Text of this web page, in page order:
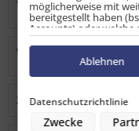
Verantwortliche
Warn-/
Zubehör 3
möglicherweise mit
bereitgestellt haben
Accounts) oder
Dienste gesammelt
Geräte). Ihre
können Sie jederzeit
Datenschutz-Button
Zwecke der
Speichern von oder
Datenschutzrichtlinie
Zwecke
Ablehnen